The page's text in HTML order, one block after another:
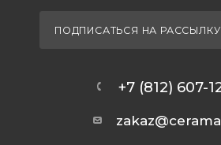
ПОДПИСАТЬСЯ НА РАССЫЛКУ
+7 (812) 607-